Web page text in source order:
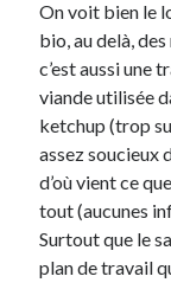
On voit bien le
bio, au delà,
c’est aussi une
viande utilisée
ketchup (trop
assez soucieux
d’où vient ce
tout (aucunes
Surtout que le
plan de travail